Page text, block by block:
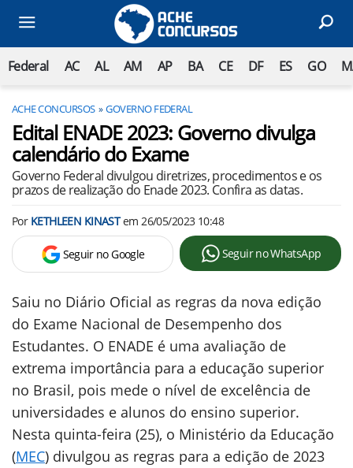
Federal AC AL AM AP BA CE DF ES GO
ACHE CONCURSOS GOVERNO FEDERAL
Edital ENADE 2023: Governo divulga
calendário do Exame
Governo Federal divulgou diretrizes, procedimentos e os
prazos de realização do Enade 2023. Confira as datas.
Por KETHLEEN KINASTem26/05/2023 10:48
Seguir no Google Seguir no WhatsApp
Saiu no Diário Oficial as regras da nova edição
do Exame Nacional de Desempenho dos
Estudantes. O ENADE é uma avaliação de
extrema importância para a educação superior
no Brasil, pois mede o nível de excelência de
universidades e alunos do ensino superior.
Nesta quinta-feira (25), o Ministério da Educação
(MEC) divulgou as regras para a edição de 2023